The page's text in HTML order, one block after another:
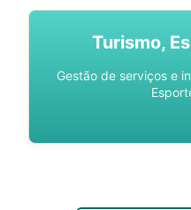
Turismo,
Gestão de serviços e